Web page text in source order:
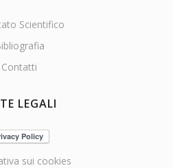
Scientifico
Contatti
LEGALI
sui cookies